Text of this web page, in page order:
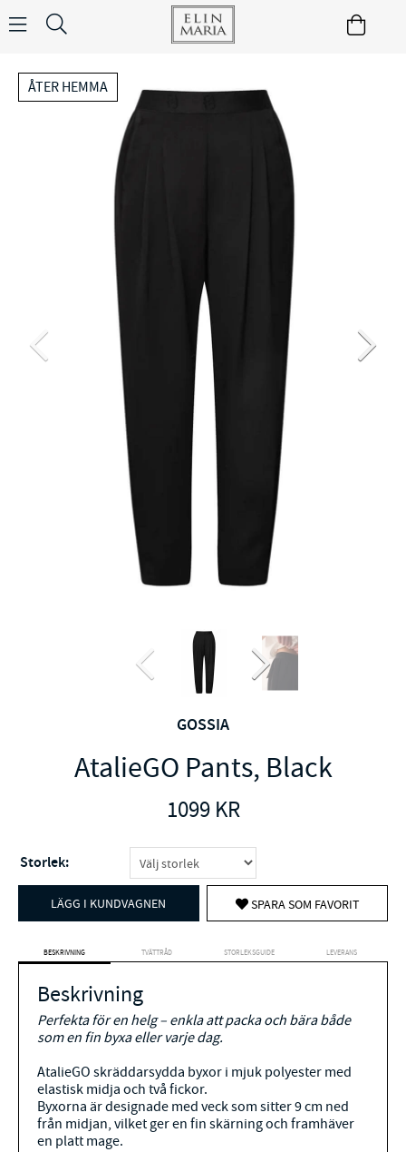
ÅTER HEMMA
GOSSIA
AtalieGO Pants, Black
1099KR
Storlek:
LÄGG I KUNDVAGNEN SPARA SOM FAVORIT
BESKRIVNING TVÄTTRÅD STORLEKSGUIDE LEVERANS
Beskrivning
Perfekta för en helg – enkla att packa och bära både
som en fin byxa eller varje dag.
AtalieGO skräddarsydda byxor i mjuk polyester med
elastisk midja och två fickor.
Byxorna är designade med veck som sitter 9 cm ned
från midjan, vilket ger en fin skärning och framhäver
en platt mage.